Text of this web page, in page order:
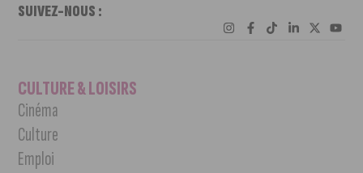
SUIVEZ-NOUS :
CULTURE & LOISIRS
Cinéma
Culture
Emploi